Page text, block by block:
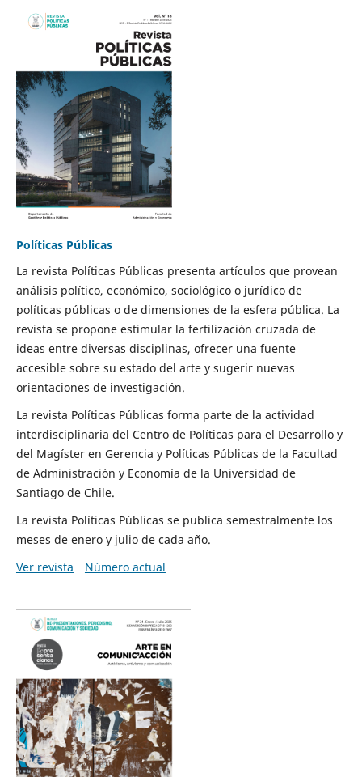
Políticas Públicas
La revista Políticas Públicas presenta artículos que provean
análisis político, económico, sociológico o jurídico de
políticas públicas o de dimensiones de la esfera pública. La
revista se propone estimular la fertilización cruzada de
ideas entre diversas disciplinas, ofrecer una fuente
accesible sobre su estado del arte y sugerir nuevas
orientaciones de investigación.
La revista Políticas Públicas forma parte de la actividad
interdisciplinaria del Centro de Políticas para el Desarrollo y
del Magíster en Gerencia y Políticas Públicas de la Facultad
de Administración y Economía de la Universidad de
Santiago de Chile.
La revista Políticas Públicas se publica semestralmente los
meses de enero y julio de cada año.
Ver revista
Número actual